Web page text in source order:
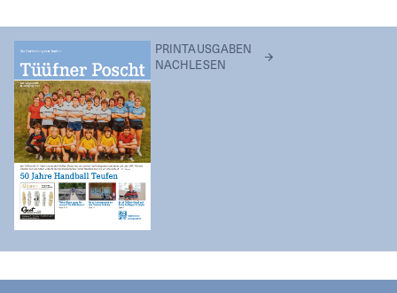
PRINTAUSGABEN
NACHLESEN